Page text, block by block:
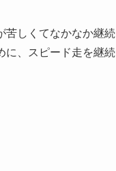
苦しくてなかなか継続
に、スピード走を継続